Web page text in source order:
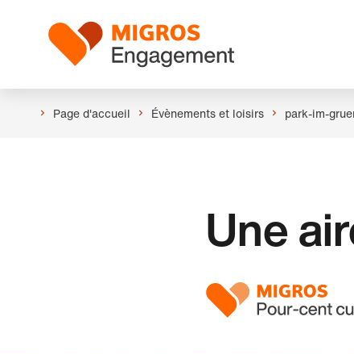
navigation
Logo
Page d'accueil Évènements et loisirs park-im-
Une